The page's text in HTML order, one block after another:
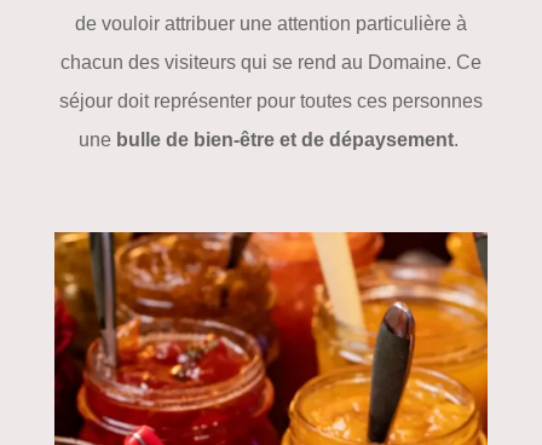
de vouloir attribuer une attention particulière à
chacun des visiteurs qui se rend au Domaine. Ce
séjour doit représenter pour toutes ces personnes
une bulle de bien-être et de dépaysement.